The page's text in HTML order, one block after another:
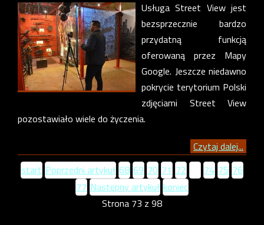
Usługa Street View jest
bezsprzecznie bardzo
przydatną funkcją
oferowaną przez Mapy
Google. Jeszcze niedawno
pokrycie terytorium Polski
zdjęciami Street View
pozostawiało wiele do życzenia.
Czytaj dalej...
start Poprzedni artykuł 68 69 70 71 72 74 75 76
77 Następny artykuł koniec
Strona 73 z 98